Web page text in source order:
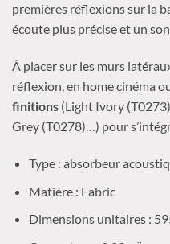
premières réflexions sur la
écoute plus précise et un
À placer sur les murs
réflexion, en home cinéma
finitions (Light Ivory
Grey (T0278)…) pour
Type : absorbeur
Matière : Fabric
Dimensions unitaires :